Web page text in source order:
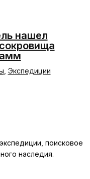
нашел
Экспедиции
поисковое
наследия.